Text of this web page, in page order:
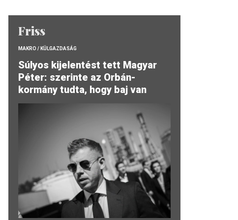
Friss
MAKRO / KÜLGAZDASÁG
Súlyos kijelentést tett Magyar
Péter: szerinte az Orbán-
kormány tudta, hogy baj van